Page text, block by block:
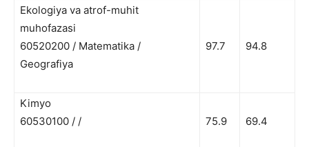
Ekologiya va atrof-muhit
muhofazasi
60520200 / Matematika /
Geografiya
97.7 94.8
Kimyo
60530100 / /
75.9 69.4